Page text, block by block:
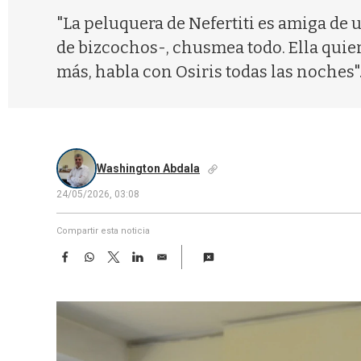
"La peluquera de Nefertiti es amiga de
de bizcochos-, chusmea todo. Ella
más, habla con Osiris todas las noches".
Washington Abdala
24/05/2026, 03:08
Compartir esta noticia
F
e
W
t
s
T
w
t
L
k
d
I
E
i